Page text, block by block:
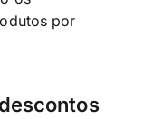
por